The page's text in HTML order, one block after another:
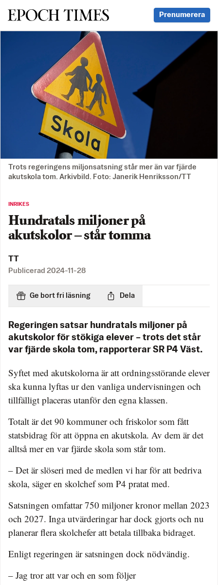
Svenska Epoch Times Prenumerera
Trots regeringens miljonsatsning står mer än var fjärde
akutskola tom. Arkivbild. Foto: Janerik Henriksson/TT
INRIKES
Hundratals miljoner på
akutskolor – står tomma
TT
Publicerad 2024-11-28
Ge bort fri läsning Dela
Regeringen satsar hundratals miljoner på
akutskolor för stökiga elever – trots det står
var fjärde skola tom, rapporterar SR P4 Väst.
Syftet med akutskolorna är att ordningsstörande elever
ska kunna lyftas ur den vanliga undervisningen och
tillfälligt placeras utanför den egna klassen.
Totalt är det 90 kommuner och friskolor som fått
statsbidrag för att öppna en akutskola. Av dem är det
alltså mer en var fjärde skola som står tom.
– Det är slöseri med de medlen vi har för att bedriva
skola, säger en skolchef som P4 pratat med.
Satsningen omfattar 750 miljoner kronor mellan 2023
och 2027. Inga utvärderingar har dock gjorts och nu
planerar flera skolchefer att betala tillbaka bidraget.
Enligt regeringen är satsningen dock nödvändig.
– Jag tror att var och en som följer